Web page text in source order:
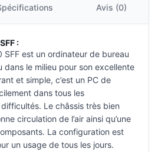
Avis (0)
:
SFF est un ordinateur de bureau
dans le milieu pour son excellente
et simple, c’est un PC de
dans tous les
Le châssis très bien
circulation de l’air ainsi qu’une
La configuration est
un usage de tous les jours.